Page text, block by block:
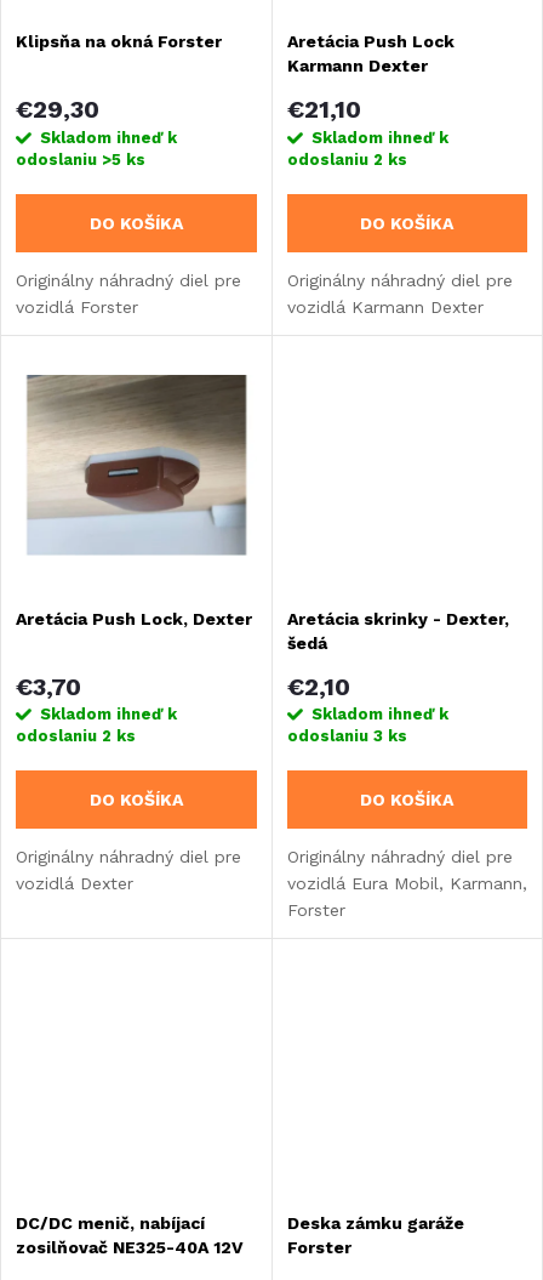
e
p
r
o
d
u
k
t
o
v
s
p
r
o
d
u
k
t
o
v
Klipsňa na okná Forster
€29,30
Skladom ihneď k
odoslaniu >5 ks
DO KOŠÍKA
Originálny náhradný diel pre
vozidlá Forster
Aretácia Push Lock
Karmann Dexter
€21,10
Skladom ihneď k
odoslaniu 2 ks
DO KOŠÍKA
Originálny náhradný diel pre
vozidlá Karmann Dexter
Aretácia Push Lock, Dexter
€3,70
Skladom ihneď k
odoslaniu 2 ks
DO KOŠÍKA
Originálny náhradný diel pre
vozidlá Dexter
Aretácia skrinky - Dexter,
šedá
€2,10
Skladom ihneď k
odoslaniu 3 ks
DO KOŠÍKA
Originálny náhradný diel pre
vozidlá Eura Mobil, Karmann,
Forster
DC/DC menič, nabíjací
zosilňovač NE325-40A 12V
Deska zámku garáže
Forster